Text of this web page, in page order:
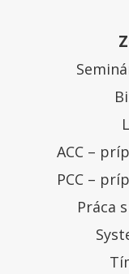
ACC –
PCC –
Práca